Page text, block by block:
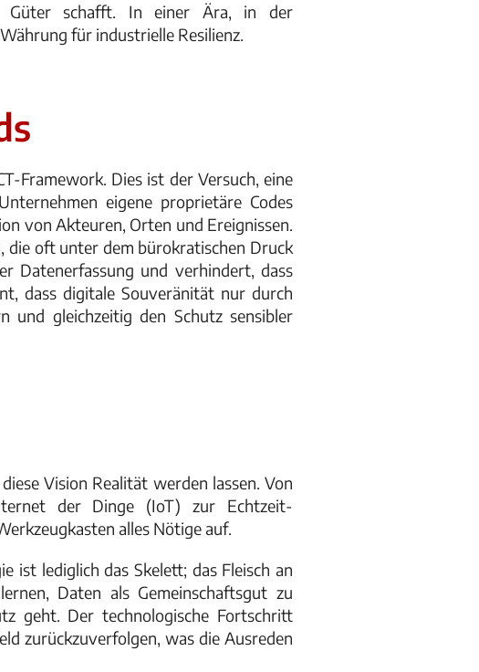
Güter schafft. In einer Ära, in der
für industrielle Resilienz.
Framework. Dies ist der Versuch, eine
eigene proprietäre Codes
von Akteuren, Orten und Ereignissen.
die oft unter dem bürokratischen Druck
Datenerfassung und verhindert, dass
dass digitale Souveränität nur durch
gleichzeitig den Schutz sensibler
Vision Realität werden lassen. Von
der Dinge (IoT) zur Echtzeit-
alles Nötige auf.
ist lediglich das Skelett; das Fleisch an
Daten als Gemeinschaftsgut zu
geht. Der technologische Fortschritt
zurückzuverfolgen, was die Ausreden